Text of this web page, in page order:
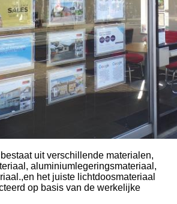
uit verschillende materialen,
aluminiumlegeringsmateriaal,
het juiste lichtdoosmateriaal
op basis van de werkelijke